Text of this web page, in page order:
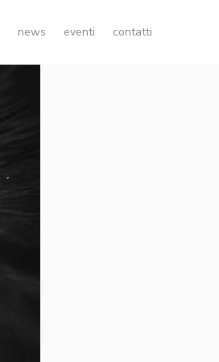
news eventi contatti